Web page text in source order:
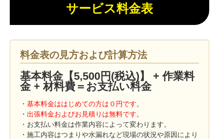
サービス料金表
料金表の見方および計算方法
基本料金【5,500円(税込)】 + 作業料
金 + 材料費＝お支払い料金
・ 基本料金ははじめての方は０円です。
・ 出張料金およびお見積りは無料です。
・お支払い料金は作業内容によって変わります。
・施工内容はつまりや水漏れなど現場の状況や原因により